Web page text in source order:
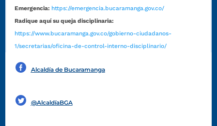
Emergencia: https://emergencia.bucaramanga.gov.co/
Radique aquí su queja disciplinaria:
https://www.bucaramanga.gov.co/gobierno-ciudadanos-
1/secretarias/oficina-de-control-interno-disciplinario/
Alcaldía de Bucaramanga
@AlcaldíaBGA